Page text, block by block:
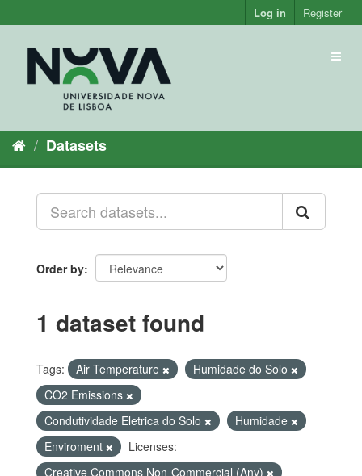
to
Log in Register
Datasets
Order by
1 dataset found
Tags: Air Temperature
Humidade do Solo
CO2 Emissions
Condutividade Eletrica do Solo
Humidade
Enviroment
Licenses:
Creative Commons Non-Commercial (Any)